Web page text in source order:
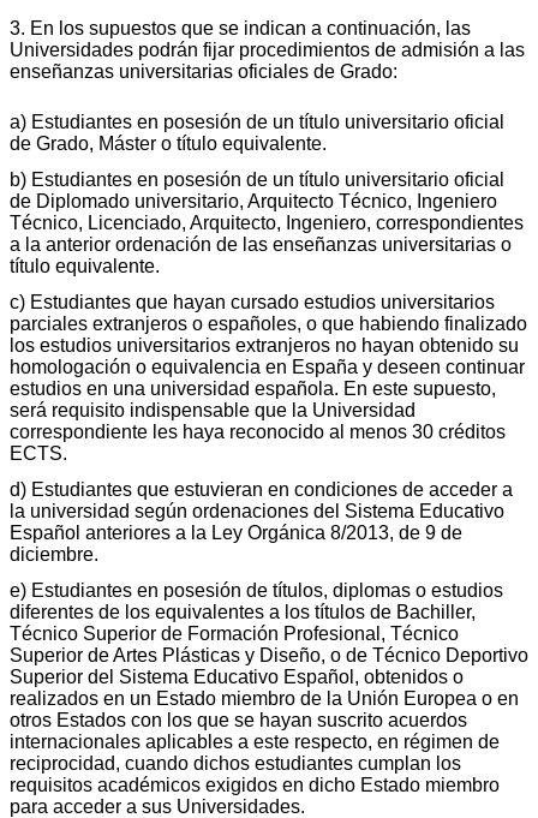
3. En los supuestos que se indican a continuación, las
Universidades podrán fijar procedimientos de admisión a las
enseñanzas universitarias oficiales de Grado:
a) Estudiantes en posesión de un título universitario oficial
de Grado, Máster o título equivalente.
b) Estudiantes en posesión de un título universitario oficial
de Diplomado universitario, Arquitecto Técnico, Ingeniero
Técnico, Licenciado, Arquitecto, Ingeniero, correspondientes
a la anterior ordenación de las enseñanzas universitarias o
título equivalente.
c) Estudiantes que hayan cursado estudios universitarios
parciales extranjeros o españoles, o que habiendo finalizado
los estudios universitarios extranjeros no hayan obtenido su
homologación o equivalencia en España y deseen continuar
estudios en una universidad española. En este supuesto,
será requisito indispensable que la Universidad
correspondiente les haya reconocido al menos 30 créditos
ECTS.
d) Estudiantes que estuvieran en condiciones de acceder a
la universidad según ordenaciones del Sistema Educativo
Español anteriores a la Ley Orgánica 8/2013, de 9 de
diciembre.
e) Estudiantes en posesión de títulos, diplomas o estudios
diferentes de los equivalentes a los títulos de Bachiller,
Técnico Superior de Formación Profesional, Técnico
Superior de Artes Plásticas y Diseño, o de Técnico Deportivo
Superior del Sistema Educativo Español, obtenidos o
realizados en un Estado miembro de la Unión Europea o en
otros Estados con los que se hayan suscrito acuerdos
internacionales aplicables a este respecto, en régimen de
reciprocidad, cuando dichos estudiantes cumplan los
requisitos académicos exigidos en dicho Estado miembro
para acceder a sus Universidades.